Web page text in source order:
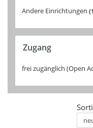
Andere Einrichtungen 1
Zugang
frei zugänglich (Open